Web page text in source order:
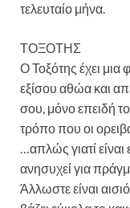
τελευταίο μήνα.
ΤΟΞΟΤΗΣ
Ο Τοξότης έχει μια
εξίσου αθώα και
σου, μόνο επειδή
τρόπο που οι
…απλώς γιατί είναι
ανησυχεί για
Άλλωστε είναι